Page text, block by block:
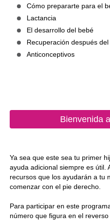
Cómo prepararte para el
Lactancia
El desarrollo del bebé
Recuperación después
Anticonceptivos
Bienvenida
Ya sea que este sea tu primer
ayuda adicional siempre es útil.
recursos que los ayudarán a tu
comenzar con el pie derecho.
Para participar en este
número que figura en el